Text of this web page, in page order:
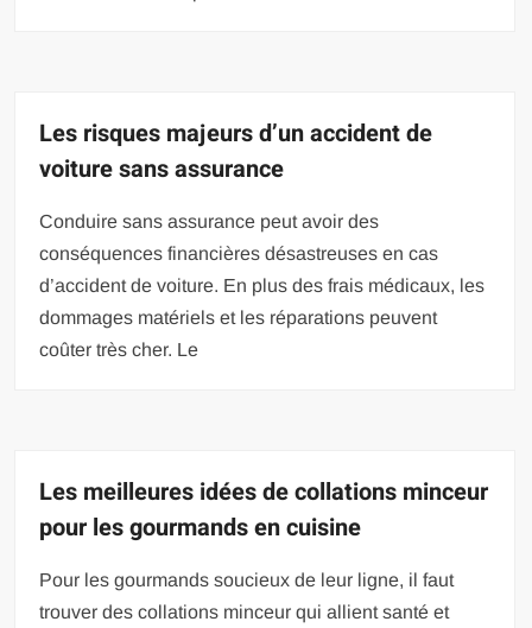
Les risques majeurs d’un accident de
voiture sans assurance
Conduire sans assurance peut avoir des
conséquences financières désastreuses en cas
d’accident de voiture. En plus des frais médicaux, les
dommages matériels et les réparations peuvent
coûter très cher. Le
Les meilleures idées de collations minceur
pour les gourmands en cuisine
Pour les gourmands soucieux de leur ligne, il faut
trouver des collations minceur qui allient santé et